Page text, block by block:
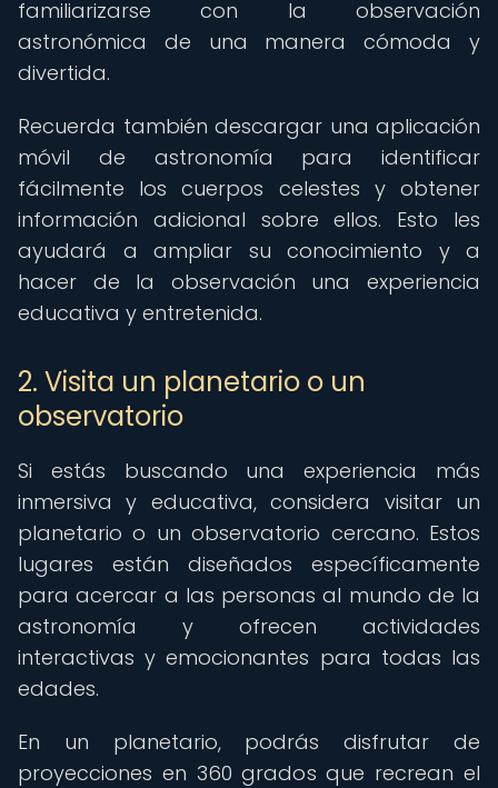
familiarizarse con la observación
astronómica de una manera cómoda y
divertida.
Recuerda también descargar una aplicación
móvil de astronomía para identificar
fácilmente los cuerpos celestes y obtener
información adicional sobre ellos. Esto les
ayudará a ampliar su conocimiento y a
hacer de la observación una experiencia
educativa y entretenida.
2. Visita un planetario o un
observatorio
Si estás buscando una experiencia más
inmersiva y educativa, considera visitar un
planetario o un observatorio cercano. Estos
lugares están diseñados específicamente
para acercar a las personas al mundo de la
astronomía y ofrecen actividades
interactivas y emocionantes para todas las
edades.
En un planetario, podrás disfrutar de
proyecciones en 360 grados que recrean el